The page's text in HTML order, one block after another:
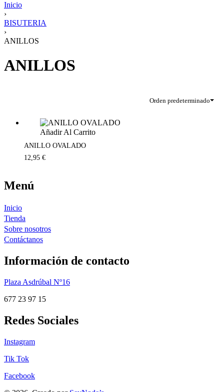
Inicio
›
BISUTERIA
›
ANILLOS
ANILLOS
Orden predeterminado
Añadir Al Carrito
ANILLO OVALADO
12,95 €
Menú
Inicio
Tienda
Sobre nosotros
Contáctanos
Información de contacto
Plaza Asdrúbal Nº16
677 23 97 15
Redes Sociales
Instagram
Tik Tok
Facebook